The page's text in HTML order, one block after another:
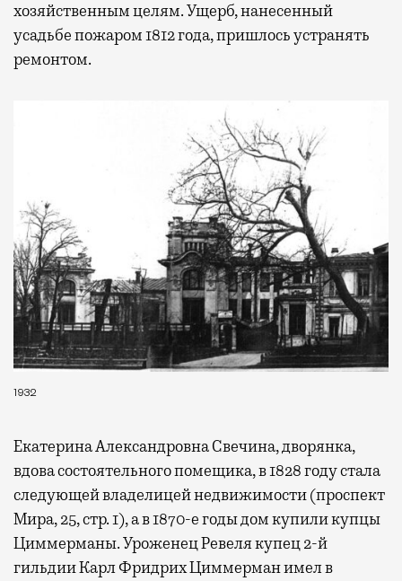
хозяйственным целям. Ущерб, нанесенный
усадьбе пожаром 1812 года, пришлось устранять
ремонтом.
1932
Екатерина Александровна Свечина, дворянка,
вдова состоятельного помещика, в 1828 году стала
следующей владелицей недвижимости (проспект
Мира, 25, стр. 1), а в 1870-е годы дом купили купцы
Циммерманы. Уроженец Ревеля купец 2-й
гильдии Карл Фридрих Циммерман имел в